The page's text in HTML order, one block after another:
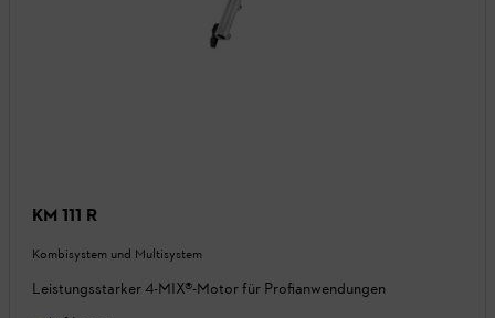
KM 111 R
Kombisystem und Multisystem
Leistungsstarker 4-MIX®-Motor für Profianwendungen